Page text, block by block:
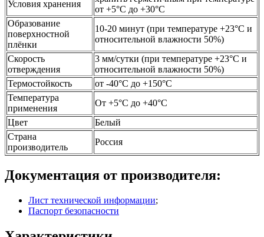
Условия хранения
от +5°C до +30°C
Образование
поверхностной
плёнки
10-20 минут (при температуре +23°C и
относительной влажности 50%)
Скорость
отверждения
3 мм/сутки (при температуре +23°C и
относительной влажности 50%)
Термостойкость
от -40°C до +150°C
Температура
применения
От +5°C до +40°C
Цвет
Белый
Страна
производитель
Россия
Документация от производителя:
Лист технической информации;
Паспорт безопасности